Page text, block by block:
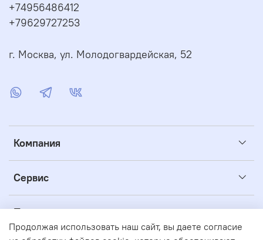
Компания
Сервис
Полезное
+74956486412
+79629727253
г. Москва, ул. Молодогвардейская, 52
Продолжая использовать наш сайт, вы даете согласие